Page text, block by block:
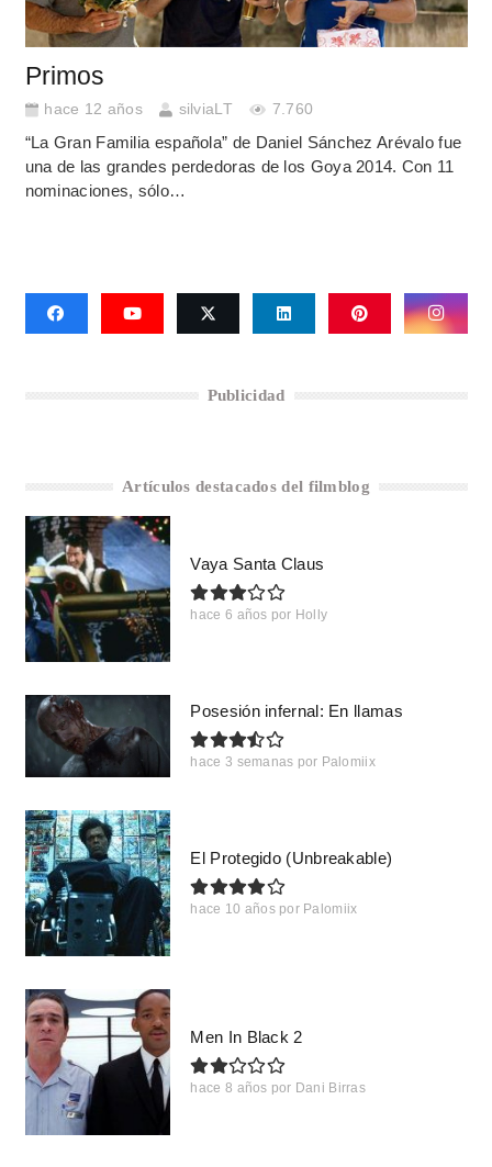
Primos
hace 12 años silviaLT 7.760
“La Gran Familia española” de Daniel Sánchez Arévalo fue
una de las grandes perdedoras de los Goya 2014. Con 11
nominaciones, sólo…
Publicidad
Artículos destacados del filmblog
Vaya Santa Claus
hace 6 años por Holly
Posesión infernal: En llamas
hace 3 semanas por Palomiix
El Protegido (Unbreakable)
hace 10 años por Palomiix
Men In Black 2
hace 8 años por Dani Birras